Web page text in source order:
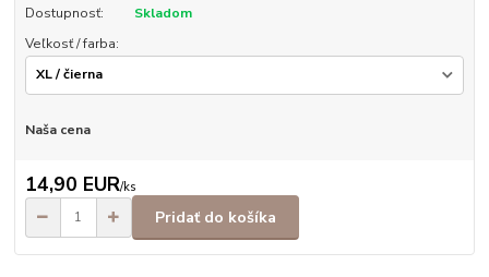
Dostupnosť:
Skladom
Veľkosť / farba:
Naša cena
14,90 EUR/ks
Pridať do košíka